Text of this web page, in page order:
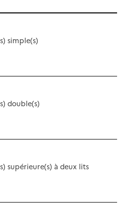
simple(s)
double(s)
supérieure(s) à deux lits